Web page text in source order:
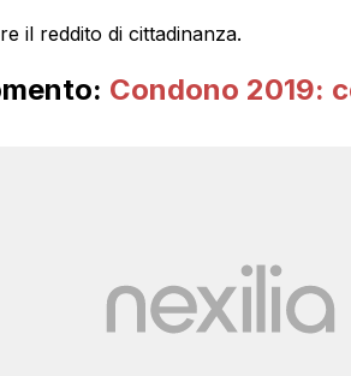
il reddito di cittadinanza.
Condono 2019: